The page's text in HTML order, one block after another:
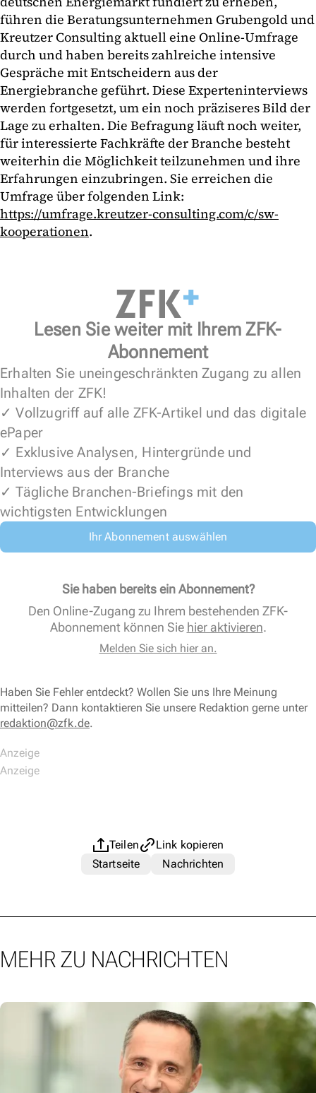
führen die Beratungsunternehmen Grubengold und
Kreutzer Consulting aktuell eine Online-Umfrage
durch und haben bereits zahlreiche intensive
Gespräche mit Entscheidern aus der
Energiebranche geführt. Diese Experteninterviews
werden fortgesetzt, um ein noch präziseres Bild der
Lage zu erhalten. Die Befragung läuft noch weiter,
für interessierte Fachkräfte der Branche besteht
weiterhin die Möglichkeit teilzunehmen und ihre
Erfahrungen einzubringen. Sie erreichen die
Umfrage über folgenden Link:
https://umfrage.kreutzer-consulting.com/c/sw-
kooperationen.
Lesen Sie weiter mit Ihrem ZFK-
Abonnement
Erhalten Sie uneingeschränkten Zugang zu allen
Inhalten der ZFK!
✓ Vollzugriff auf alle ZFK-Artikel und das digitale
ePaper
✓ Exklusive Analysen, Hintergründe und
Interviews aus der Branche
✓ Tägliche Branchen-Briefings mit den
wichtigsten Entwicklungen
Ihr Abonnement auswählen
Sie haben bereits ein Abonnement?
Den Online-Zugang zu Ihrem bestehenden ZFK-
Abonnement können Sie hier aktivieren.
Melden Sie sich hier an.
Haben Sie Fehler entdeckt? Wollen Sie uns Ihre Meinung
mitteilen? Dann kontaktieren Sie unsere Redaktion gerne unter
redaktion@zfk.de.
Teilen
Link kopieren
Startseite
Nachrichten
MEHR ZU NACHRICHTEN